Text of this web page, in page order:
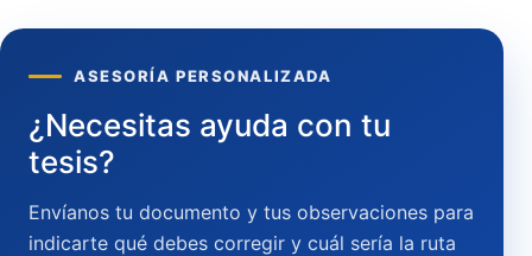
ASESORÍA PERSONALIZADA
¿Necesitas ayuda con tu
tesis?
Envíanos tu documento y tus observaciones para
indicarte qué debes corregir y cuál sería la ruta